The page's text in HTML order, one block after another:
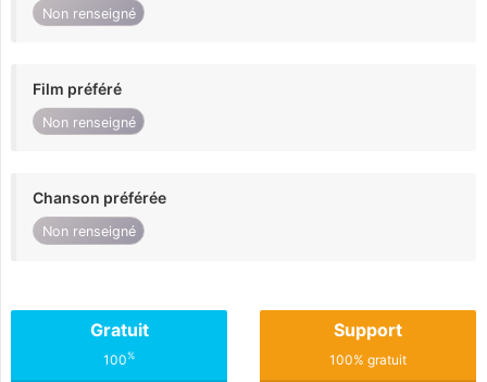
Non renseigné
Film préféré
Non renseigné
Chanson préférée
Non renseigné
Gratuit
100%
Support
100% gratuit